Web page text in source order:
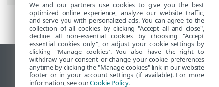
Zobraziť stránku ako na počítači
End of Life
We and our partners use cookies to give you the best
optimized online experience, analyze our website traffic,
and serve you with personalized ads. You can agree to the
collection of all cookies by clicking "Accept all and close",
decline all non-essential cookies by choosing "Accept
essential cookies only", or adjust your cookie settings by
clicking "Manage cookies". You also have the right to
withdraw your consent or change your cookie preferences
anytime by clicking the "Manage cookies" link in our website
footer or in your account settings (if available). For more
information, see ourCookie Policy.